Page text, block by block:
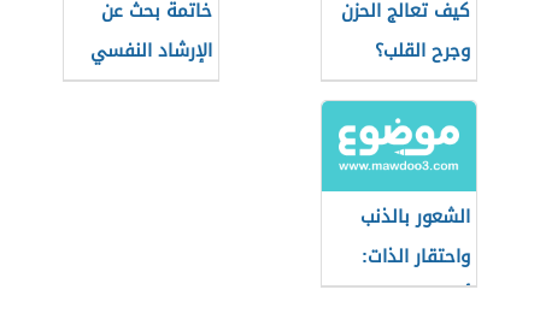
كيف تعالج الحزن
وجرح القلب؟
خاتمة بحث عن
الإرشاد النفسي
الشعور بالذنب
واحتقار الذات:
أهم النصائح